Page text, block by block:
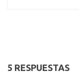
5 RESPUESTAS